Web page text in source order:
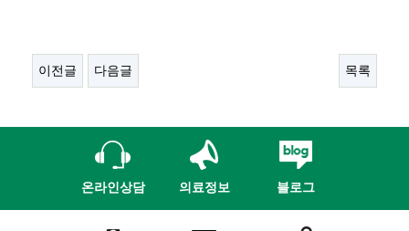
이전글 다음글 목록
온라인상담 의료정보 블로그